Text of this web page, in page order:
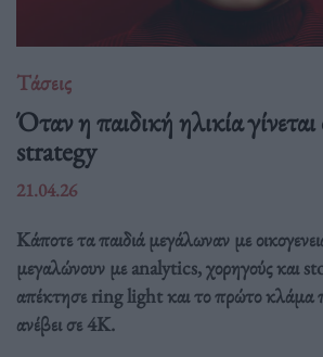
Τάσεις
Όταν η παιδική ηλικία
strategy
21.04.26
Κάποτε τα παιδιά μεγάλωναν με
μεγαλώνουν με analytics, χορηγούς και
απέκτησε ring light και το πρώτο κλάμα
ανέβει σε 4K.